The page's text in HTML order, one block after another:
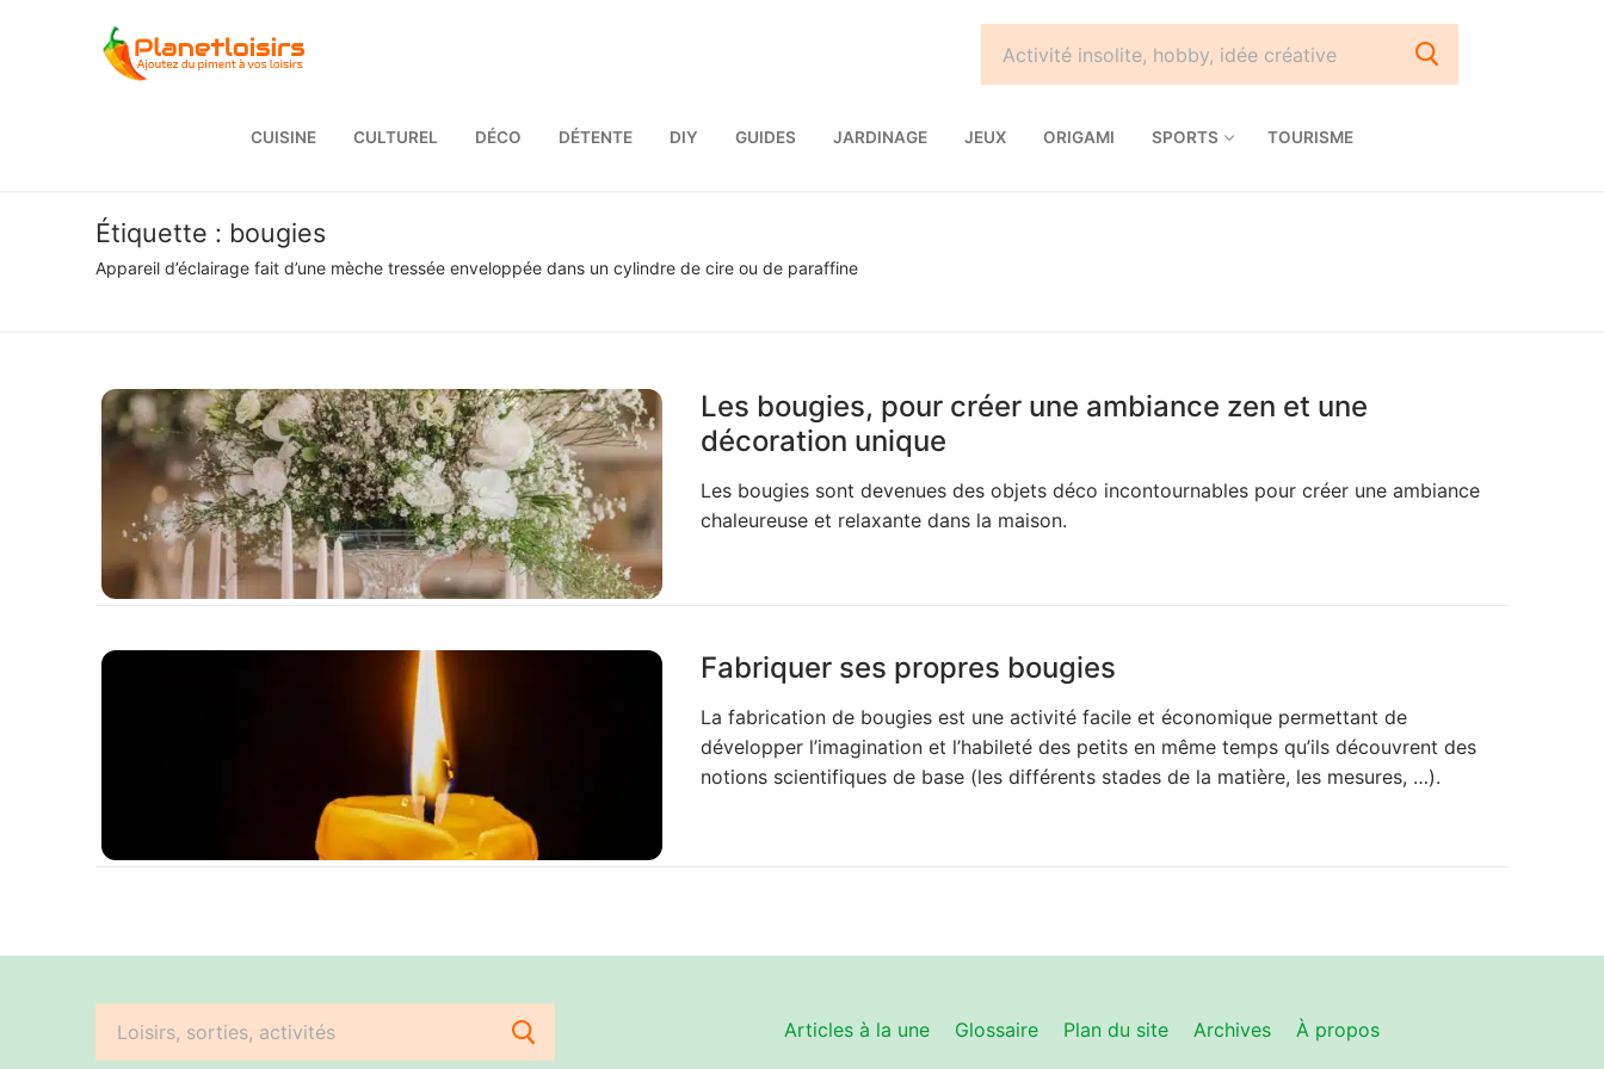
CUISINE CULTUREL DÉCO DÉTENTE DIY GUIDES JARDINAGE JEUX ORIGAMI SPORTS TOURISME
Étiquette : bougies
Appareil d’éclairage fait d’une mèche tressée enveloppée dans un cylindre de cire ou de paraffine
Les bougies, pour créer une ambiance zen et une
décoration unique
Les bougies sont devenues des objets déco incontournables pour créer une ambiance
chaleureuse et relaxante dans la maison.
Fabriquer ses propres bougies
La fabrication de bougies est une activité facile et économique permettant de
développer l’imagination et l’habileté des petits en même temps qu’ils découvrent des
notions scientifiques de base (les différents stades de la matière, les mesures, …).
Rechercher
Articles à la une Glossaire Plan du site Archives À propos